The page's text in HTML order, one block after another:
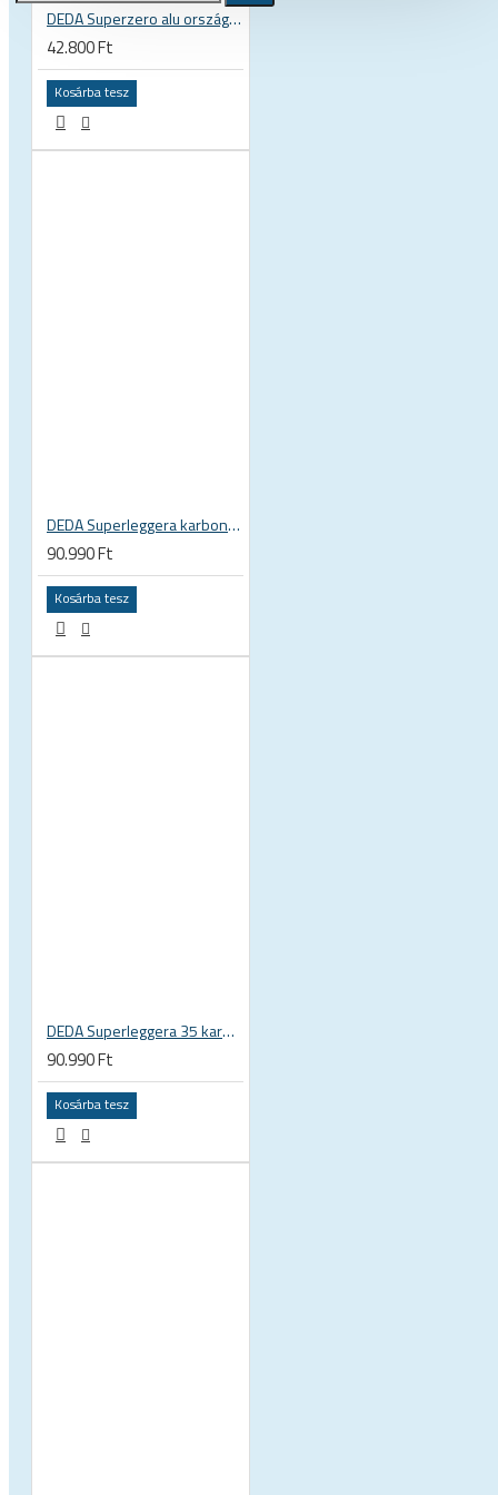
Kerékpár állvány, tárolás,
szerelő állvány, műhely és üzlet
berendezés
Sí és snowboard sisakok
Sí és snowboard szemüvegek
CIPŐK
DEDA Superzero alu országúti kerékpár kompakt hajlítású kormány
42.800 Ft
Kosárba tesz
DEDA Superleggera karbon országúti kormány
90.990 Ft
Kosárba tesz
DEDA Superleggera 35 karbon országúti kormány
90.990 Ft
Kosárba tesz